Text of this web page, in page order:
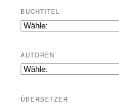
BUCHTITEL
AUTOREN
ÜBERSETZER